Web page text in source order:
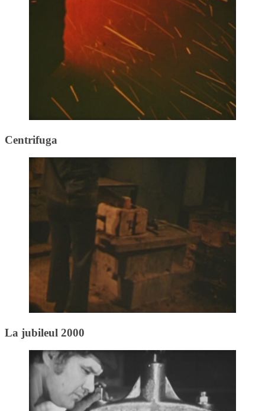
Centrifuga
La jubileul 2000